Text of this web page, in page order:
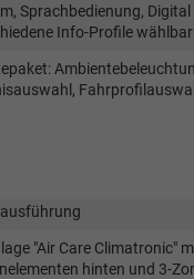
Sprachbedienung, Digital
Info-Profile wählbar
"Air Care Climatronic"
hinten und 3-